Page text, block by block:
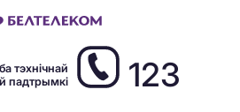
тэхнічнай
падтрымкі
123